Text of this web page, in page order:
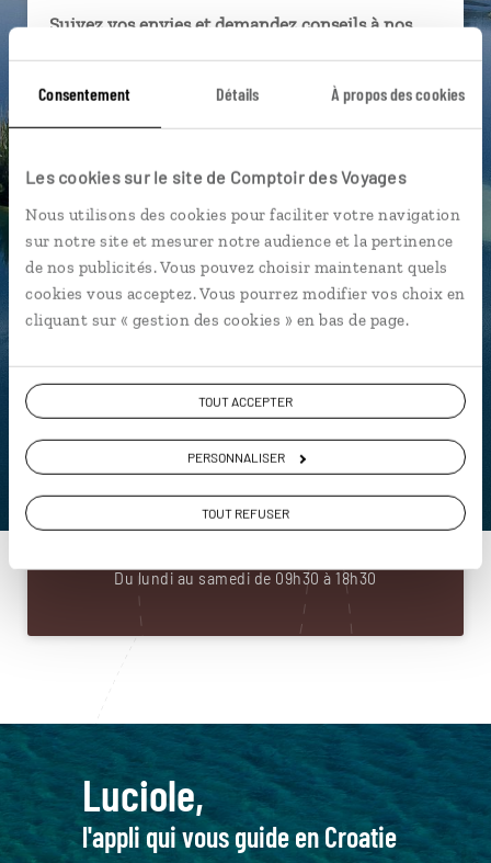
Consentement Détails À propos des cookies
Les cookies sur le site de Comptoir des Voyages
Nous utilisons des cookies pour faciliter votre navigation
sur notre site et mesurer notre audience et la pertinence
de nos publicités. Vous pouvez choisir maintenant quels
cookies vous acceptez. Vous pourrez modifier vos choix en
cliquant sur « gestion des cookies » en bas de page.
TOUT ACCEPTER
PERSONNALISER
TOUT REFUSER
Suivez vos envies et demandez conseils à nos
Ils sauront organiser votre itinéraire au plus
près de vos envies et de la réalité du pays.
connectés en agence, mais aussi par email ou
téléphone.
Vous gardez le même interlocuteur avant,
pendant et après votre voyage.
DEMANDER UN DEVIS
ou
Construisez votre voyage avec un spécialiste Croatie
01 86 95 65 60
Du lundi au samedi de 09h30 à 18h30
Luciole,
l'appli qui vous guide en Croatie